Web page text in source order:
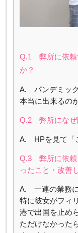
Q.1 弊所に依頼
か？
A. パンデミッ
本当に出来るの
Q.2 弊所になぜ
A. HPを見て「
Q.3 弊所に依頼
ったこと・改善
A. 一連の業務に
特に彼女がフィ
港で出国を止め
ただけなかった